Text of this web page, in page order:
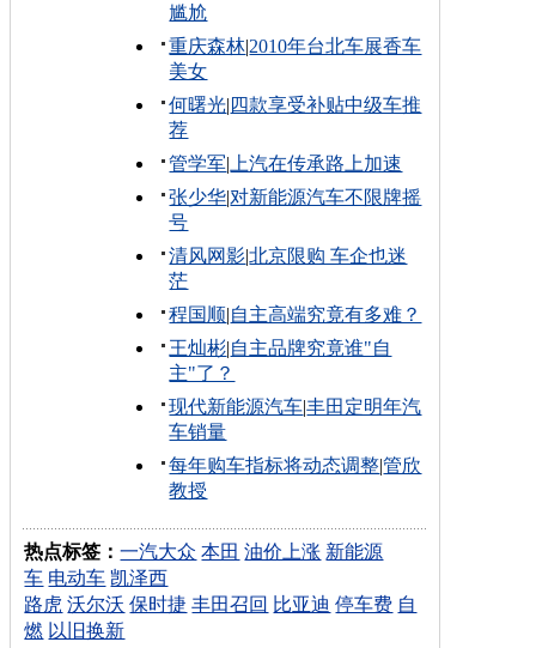
尴尬
重庆森林|2010年台北车展香车
美女
何曙光| 四款享受补贴中级车推
荐
管学军| 上汽在传承路上加速
张少华|对新能源汽车不限牌摇
号
清风网影|北京限购 车企也迷
茫
程国顺|自主高端究竟有多难？
王灿彬|自主品牌究竟谁"自
主"了？
现代新能源汽车|丰田定明年汽
车销量
每年购车指标将动态调整|管欣
教授
热点标签：一汽大众 本田 油价上涨 新能源
车 电动车 凯泽西
路虎 沃尔沃 保时捷 丰田召回 比亚迪 停车费 自
燃 以旧换新